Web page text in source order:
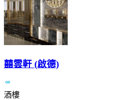
囍雲軒 (啟德)
酒樓